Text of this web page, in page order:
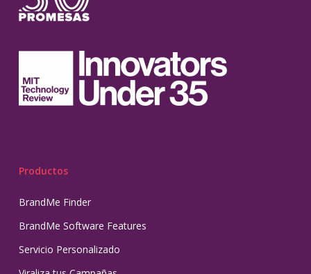
Productos
BrandMe Finder
BrandMe Software Features
Servicio Personalizado